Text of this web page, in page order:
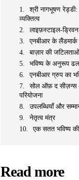
श्री नागभूषण
व्यक्तित्व
लाइफ़स्टाइल-
एनबीआर के
बाज़ार की
भविष्य के अनुरूप
एनबीआर ग्रुप का
सोल ऑफ़ द सीज़न्स
परियोजना
उपलब्धियाँ और
नेतृत्व मंत्र
एक सतत भविष्य
Read more